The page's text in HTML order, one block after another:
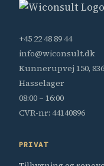
+45 22 48 89 44
info@wiconsult.dk
Kunnerupvej 150,
Hasselager
08:00 – 16:00
CVR-nr: 44140896
PRIVAT